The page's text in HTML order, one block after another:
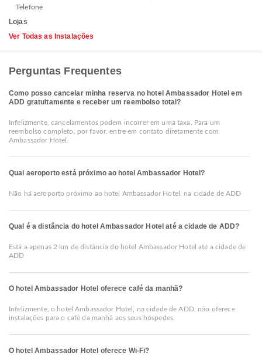
Telefone
Lojas
Ver Todas as Instalações
Perguntas Frequentes
Como posso cancelar minha reserva no hotel Ambassador Hotel em
ADD gratuitamente e receber um reembolso total?
Infelizmente, cancelamentos podem incorrer em uma taxa. Para um
reembolso completo, por favor, entre em contato diretamente com
Ambassador Hotel.
Qual aeroporto está próximo ao hotel Ambassador Hotel?
Não há aeroporto próximo ao hotel Ambassador Hotel, na cidade de ADD
Qual é a distância do hotel Ambassador Hotel até a cidade de ADD?
Está a apenas 2 km de distância do hotel Ambassador Hotel até a cidade de
ADD
O hotel Ambassador Hotel oferece café da manhã?
Infelizmente, o hotel Ambassador Hotel, na cidade de ADD, não oferece
instalações para o café da manhã aos seus hóspedes.
O hotel Ambassador Hotel oferece Wi-Fi?